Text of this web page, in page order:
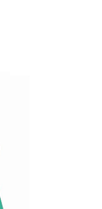
sản phẩm này